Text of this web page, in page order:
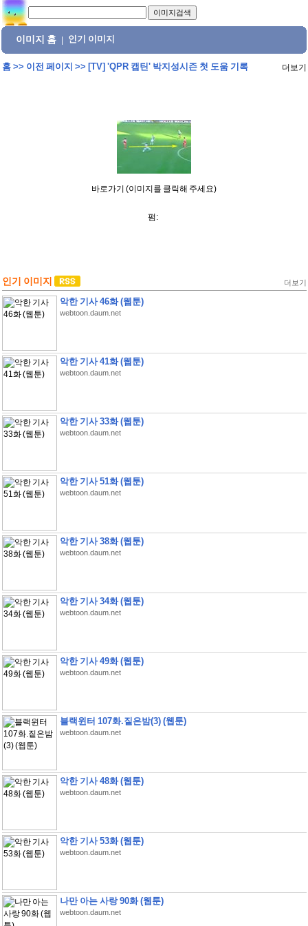
이미지 홈 인기 이미지
홈>> 이전 페이지 >> [TV] 'QPR 캡틴' 박지성시즌 첫 도움 기록 더보기
바로가기 (이미지를 클릭해 주세요)
펌:
인기 이미지 더보기
악한 기사 46화 (웹툰)
webtoon.daum.net
악한 기사 41화 (웹툰)
webtoon.daum.net
악한 기사 33화 (웹툰)
webtoon.daum.net
악한 기사 51화 (웹툰)
webtoon.daum.net
악한 기사 38화 (웹툰)
webtoon.daum.net
악한 기사 34화 (웹툰)
webtoon.daum.net
악한 기사 49화 (웹툰)
webtoon.daum.net
블랙윈터 107화.짙은밤(3) (웹툰)
webtoon.daum.net
악한 기사 48화 (웹툰)
webtoon.daum.net
악한 기사 53화 (웹툰)
webtoon.daum.net
나만 아는 사랑 90화 (웹툰)
webtoon.daum.net